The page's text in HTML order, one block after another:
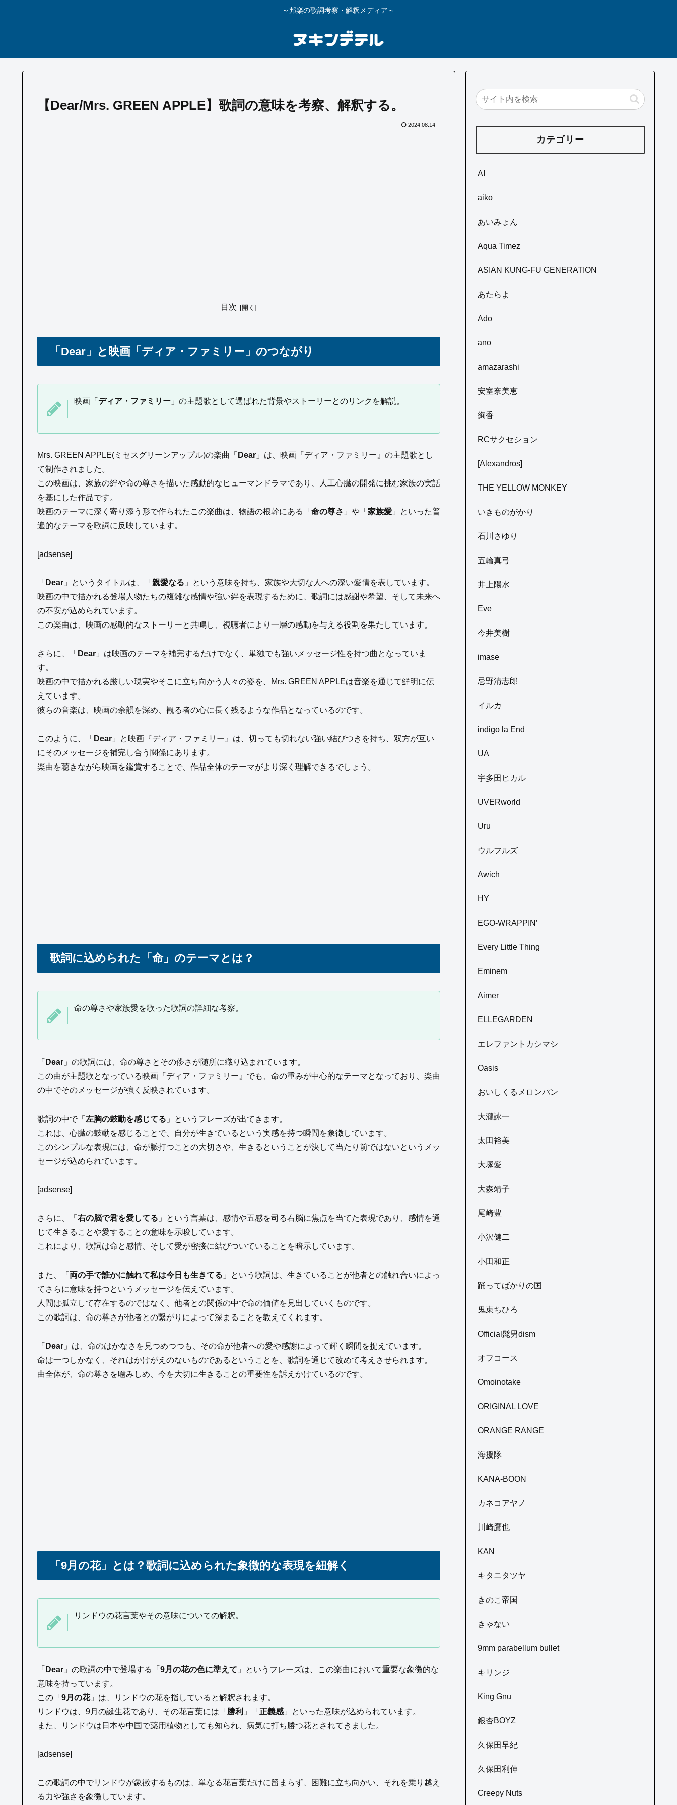
～邦楽の歌詞考察・解釈メディア～
【Dear/Mrs. GREEN APPLE】歌詞の意味を考察、解釈する。
2024.08.14
目次
「Dear」と映画「ディア・ファミリー」のつながり
映画「 ディア・ファミリー 」の主題歌として選ばれた背景やストーリーとのリンクを解説。
Mrs. GREEN APPLE(ミセスグリーンアップル)の楽曲「 Dear 」は、映画『ディア・ファミリー』の主題歌とし
て制作されました。
この映画は、家族の絆や命の尊さを描いた感動的なヒューマンドラマであり、人工心臓の開発に挑む家族の実話
を基にした作品です。
映画のテーマに深く寄り添う形で作られたこの楽曲は、物語の根幹にある「 命の尊さ 」や「 家族愛 」といった普
遍的なテーマを歌詞に反映しています。
[adsense]
「 Dear 」というタイトルは、「 親愛なる 」という意味を持ち、家族や大切な人への深い愛情を表しています。
映画の中で描かれる登場人物たちの複雑な感情や強い絆を表現するために、歌詞には感謝や希望、そして未来へ
の不安が込められています。
この楽曲は、映画の感動的なストーリーと共鳴し、視聴者により一層の感動を与える役割を果たしています。
さらに、「 Dear 」は映画のテーマを補完するだけでなく、単独でも強いメッセージ性を持つ曲となっていま
す。
映画の中で描かれる厳しい現実やそこに立ち向かう人々の姿を、Mrs. GREEN APPLEは音楽を通じて鮮明に伝
えています。
彼らの音楽は、映画の余韻を深め、観る者の心に長く残るような作品となっているのです。
このように、「 Dear 」と映画『ディア・ファミリー』は、切っても切れない強い結びつきを持ち、双方が互い
にそのメッセージを補完し合う関係にあります。
楽曲を聴きながら映画を鑑賞することで、作品全体のテーマがより深く理解できるでしょう。
歌詞に込められた「命」のテーマとは？
命の尊さや家族愛を歌った歌詞の詳細な考察。
「 Dear 」の歌詞には、命の尊さとその儚さが随所に織り込まれています。
この曲が主題歌となっている映画『ディア・ファミリー』でも、命の重みが中心的なテーマとなっており、楽曲
の中でそのメッセージが強く反映されています。
歌詞の中で「 左胸の鼓動を感じてる 」というフレーズが出てきます。
これは、心臓の鼓動を感じることで、自分が生きているという実感を持つ瞬間を象徴しています。
このシンプルな表現には、命が脈打つことの大切さや、生きるということが決して当たり前ではないというメッ
セージが込められています。
[adsense]
さらに、「 右の脳で君を愛してる 」という言葉は、感情や五感を司る右脳に焦点を当てた表現であり、感情を通
じて生きることや愛することの意味を示唆しています。
これにより、歌詞は命と感情、そして愛が密接に結びついていることを暗示しています。
また、「 両の手で誰かに触れて私は今日も生きてる 」という歌詞は、生きていることが他者との触れ合いによっ
てさらに意味を持つというメッセージを伝えています。
人間は孤立して存在するのではなく、他者との関係の中で命の価値を見出していくものです。
この歌詞は、命の尊さが他者との繋がりによって深まることを教えてくれます。
「 Dear 」は、命のはかなさを見つめつつも、その命が他者への愛や感謝によって輝く瞬間を捉えています。
命は一つしかなく、それはかけがえのないものであるということを、歌詞を通じて改めて考えさせられます。
曲全体が、命の尊さを噛みしめ、今を大切に生きることの重要性を訴えかけているのです。
「9月の花」とは？歌詞に込められた象徴的な表現を紐解く
リンドウの花言葉やその意味についての解釈。
「 Dear 」の歌詞の中で登場する「 9月の花の色に準えて 」というフレーズは、この楽曲において重要な象徴的な
意味を持っています。
この「 9月の花」は、リンドウの花を指していると解釈されます。
リンドウは、9月の誕生花であり、その花言葉には「 勝利 」「 正義感 」といった意味が込められています。
また、リンドウは日本や中国で薬用植物としても知られ、病気に打ち勝つ花とされてきました。
[adsense]
この歌詞の中でリンドウが象徴するものは、単なる花言葉だけに留まらず、困難に立ち向かい、それを乗り越え
る力や強さを象徴しています。
カテゴリー
AI
aiko
あいみょん
Aqua Timez
ASIAN KUNG-FU GENERATION
あたらよ
Ado
ano
amazarashi
安室奈美恵
絢香
RCサクセション
[Alexandros]
THE YELLOW MONKEY
いきものがかり
石川さゆり
五輪真弓
井上陽水
Eve
今井美樹
imase
忌野清志郎
イルカ
indigo la End
UA
宇多田ヒカル
UVERworld
Uru
ウルフルズ
Awich
HY
EGO-WRAPPIN’
Every Little Thing
Eminem
Aimer
ELLEGARDEN
エレファントカシマシ
Oasis
おいしくるメロンパン
大瀧詠一
太田裕美
大塚愛
大森靖子
尾崎豊
小沢健二
小田和正
踊ってばかりの国
鬼束ちひろ
Official髭男dism
オフコース
Omoinotake
ORIGINAL LOVE
ORANGE RANGE
海援隊
KANA-BOON
カネコアヤノ
川崎鷹也
KAN
キタニタツヤ
きのこ帝国
きゃない
9mm parabellum bullet
キリンジ
King Gnu
銀杏BOYZ
久保田早紀
久保田利伸
Creepy Nuts